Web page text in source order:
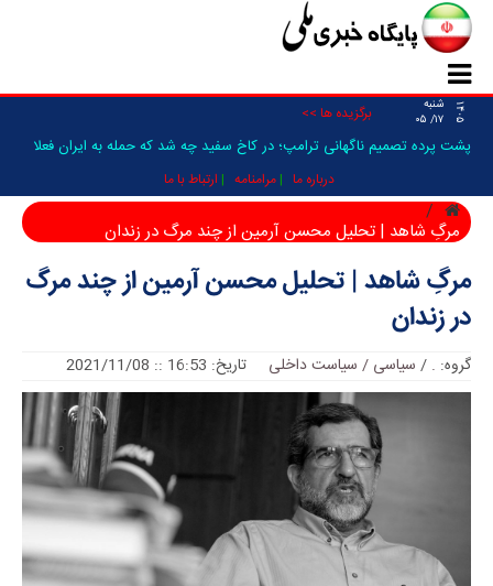
۱۴۰۵
شنبه
۱۷/ ۰۵
برگزیده ها >>
پشت پرده تصمیم ناگهانی ترامپ؛ در کاخ سفید چه شد که حمله به ایران فعلا
متوقف شد؟/ ونس و کین از _
درباره ما مرامنامه ارتباط با ما
مرگ‌ِ شاهد | تحلیل محسن آرمین از چند مرگ در زندان
مرگ‌ِ شاهد | تحلیل محسن آرمین از چند مرگ
در زندان
گروه: .
/ سیاسی / سیاست داخلی تاریخ: 16:53 :: 2021/11/08